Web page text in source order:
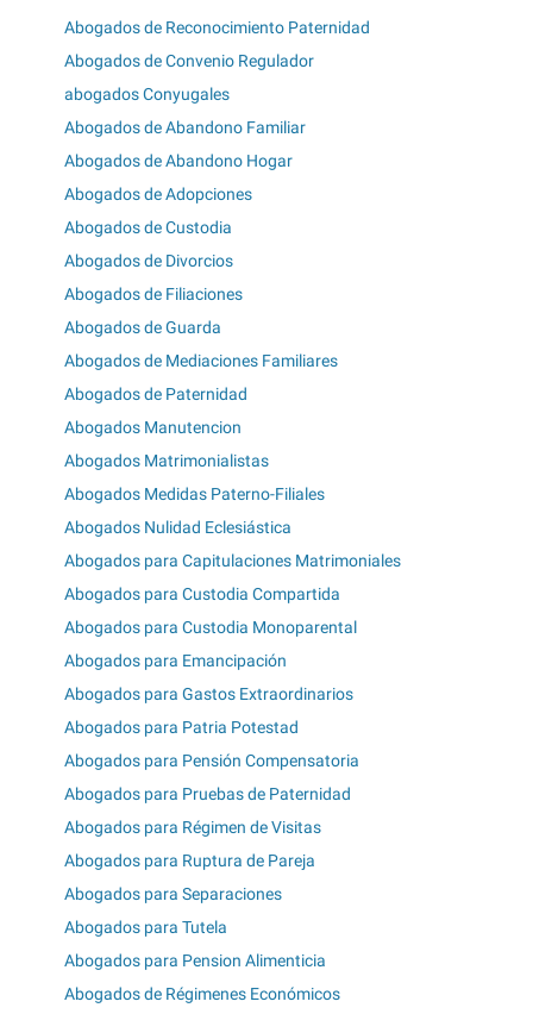
Abogados de Reconocimiento Paternidad
Abogados de Convenio Regulador
abogados Conyugales
Abogados de Abandono Familiar
Abogados de Abandono Hogar
Abogados de Adopciones
Abogados de Custodia
Abogados de Divorcios
Abogados de Filiaciones
Abogados de Guarda
Abogados de Mediaciones Familiares
Abogados de Paternidad
Abogados Manutencion
Abogados Matrimonialistas
Abogados Medidas Paterno-Filiales
Abogados Nulidad Eclesiástica
Abogados para Capitulaciones Matrimoniales
Abogados para Custodia Compartida
Abogados para Custodia Monoparental
Abogados para Emancipación
Abogados para Gastos Extraordinarios
Abogados para Patria Potestad
Abogados para Pensión Compensatoria
Abogados para Pruebas de Paternidad
Abogados para Régimen de Visitas
Abogados para Ruptura de Pareja
Abogados para Separaciones
Abogados para Tutela
Abogados para Pension Alimenticia
Abogados de Régimenes Económicos